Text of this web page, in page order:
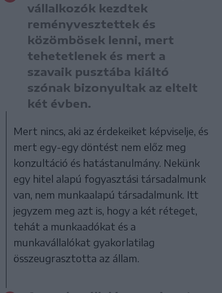
vállalkozók kezdtek
reményvesztettek és
közömbösek lenni, mert
tehetetlenek és mert a
szavaik pusztába kiáltó
szónak bizonyultak az eltelt
két évben.
Mert nincs, aki az érdekeiket képviselje, és
mert egy-egy döntést nem előz meg
konzultáció és hatástanulmány. Nekünk
egy hitel alapú fogyasztási társadalmunk
van, nem munkaalapú társadalmunk. Itt
jegyzem meg azt is, hogy a két réteget,
tehát a munkaadókat és a
munkavállalókat gyakorlatilag
összeugrasztotta az állam.